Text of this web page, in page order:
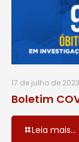
17 de julho de 2023
Boletim
Leia mais...